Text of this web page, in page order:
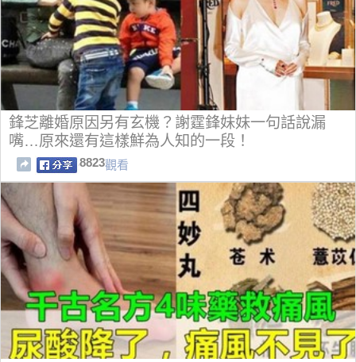
鋒芝離婚原因另有玄機？謝霆鋒妹妹一句話說漏
嘴…原來還有這樣鮮為人知的一段！
8823觀看